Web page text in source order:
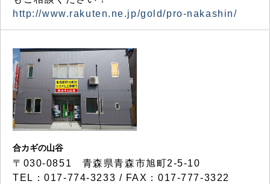
http://www.rakuten.ne.jp/gold/pro-nakashin/
合カギの山谷
〒030-0851 青森県青森市旭町2-5-10
TEL：017-774-3233 / FAX：017-777-3322